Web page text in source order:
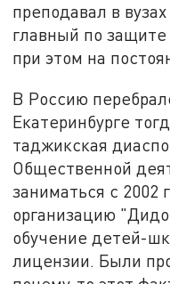
преподавал в
главный по защите
при этом на
В Россию
Екатеринбурге
таджикская
Общественной
заниматься с 2002
организацию
обучение детей-
лицензии. Были